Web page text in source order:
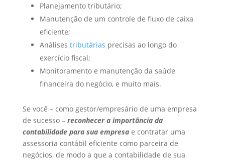
Planejamento tributário;
Manutenção de um controle de fluxo de caixa
eficiente;
Análises tributárias precisas ao longo do
exercício fiscal;
Monitoramento e manutenção da saúde
financeira do negócio, e muito mais.
Se você – como gestor/empresário de uma empresa
de sucesso – reconhecer a importância da
contabilidade para sua empresae contratar uma
assessoria contábil eficiente como parceira de
negócios, de modo a que a contabilidade de sua